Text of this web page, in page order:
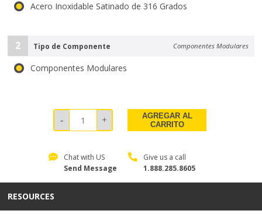
Acero Inoxidable Satinado de 316 Grados
2 Tipo de Componente Componentes Modulares
Componentes Modulares
AGREGAR AL
CARRITO
Chat with US
Send Message
Give us a call
1.888.285.8605
RESOURCES